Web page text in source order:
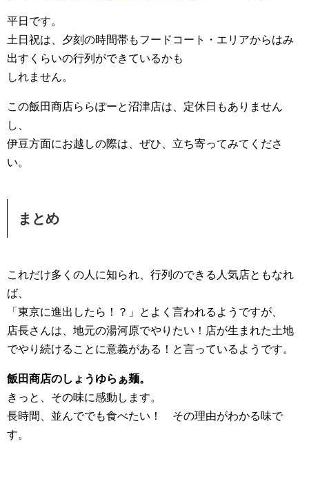
平日です。
土日祝は、夕刻の時間帯もフードコート・エリアからはみ
出すくらいの行列ができているかも
しれません。
この飯田商店ららぽーと沼津店は、定休日もありません
し、
伊豆方面にお越しの際は、ぜひ、立ち寄ってみてくださ
い。
まとめ
これだけ多くの人に知られ、行列のできる人気店ともなれ
ば、
「東京に進出したら！？」とよく言われるようですが、
店長さんは、地元の湯河原でやりたい！店が生まれた土地
でやり続けることに意義がある！と言っているようです。
飯田商店のしょうゆらぁ麺。
きっと、その味に感動します。
長時間、並んででも食べたい！ その理由がわかる味で
す。